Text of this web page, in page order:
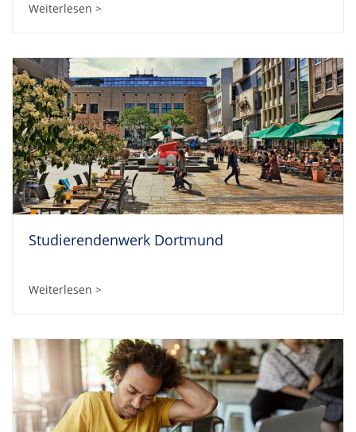
Weiterlesen >
Studierendenwerk Dortmund
Weiterlesen >